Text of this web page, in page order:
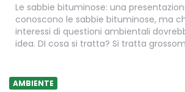
Le sabbie bituminose: una
conoscono le sabbie bituminose, ma
interessi di questioni ambientali
idea. DI cosa si tratta? Si tratta
AMBIENTE